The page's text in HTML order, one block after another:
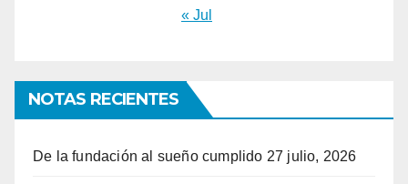
« Jul
NOTAS RECIENTES
De la fundación al sueño cumplido 27 julio, 2026